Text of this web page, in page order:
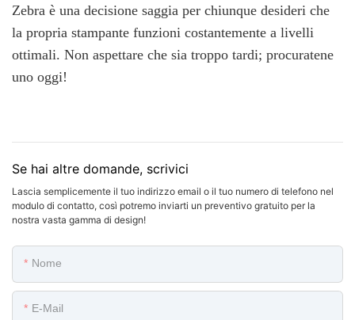
Zebra è una decisione saggia per chiunque desideri che
la propria stampante funzioni costantemente a livelli
ottimali. Non aspettare che sia troppo tardi; procuratene
uno oggi!
Se hai altre domande, scrivici
Lascia semplicemente il tuo indirizzo email o il tuo numero di telefono nel
modulo di contatto, così potremo inviarti un preventivo gratuito per la
nostra vasta gamma di design!
Nome
E-Mail